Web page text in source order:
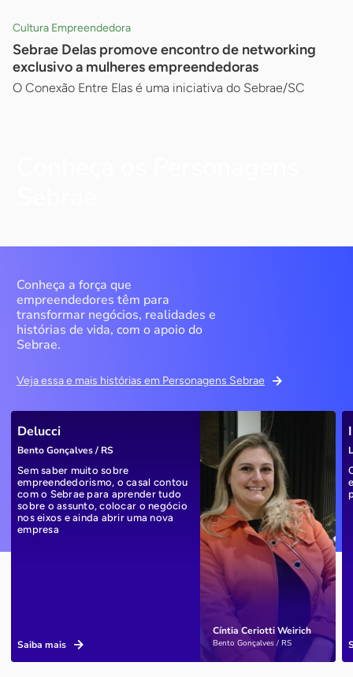
Cultura Empreendedora
Sebrae Delas promove encontro de networking
exclusivo a mulheres empreendedoras
O Conexão Entre Elas é uma iniciativa do Sebrae/SC
Conheça a força que
empreendedores têm para
transformar negócios, realidades e
histórias de vida, com o apoio do
Sebrae.
Veja essa e mais histórias em Personagens Sebrae
Cíntia Ceriotti Weirich
Bento Gonçalves / RS
Delucci
Bento Gonçalves / RS
Sem saber muito sobre
empreendedorismo, o casal contou
com o Sebrae para aprender tudo
sobre o assunto, colocar o negócio
nos eixos e ainda abrir uma nova
empresa
Saiba mais